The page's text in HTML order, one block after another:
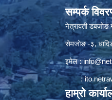
सम्पर्क
नेत्रावती डबजाेङ
सेमजाेङ -३,
इमेल :
:
हाम्राे